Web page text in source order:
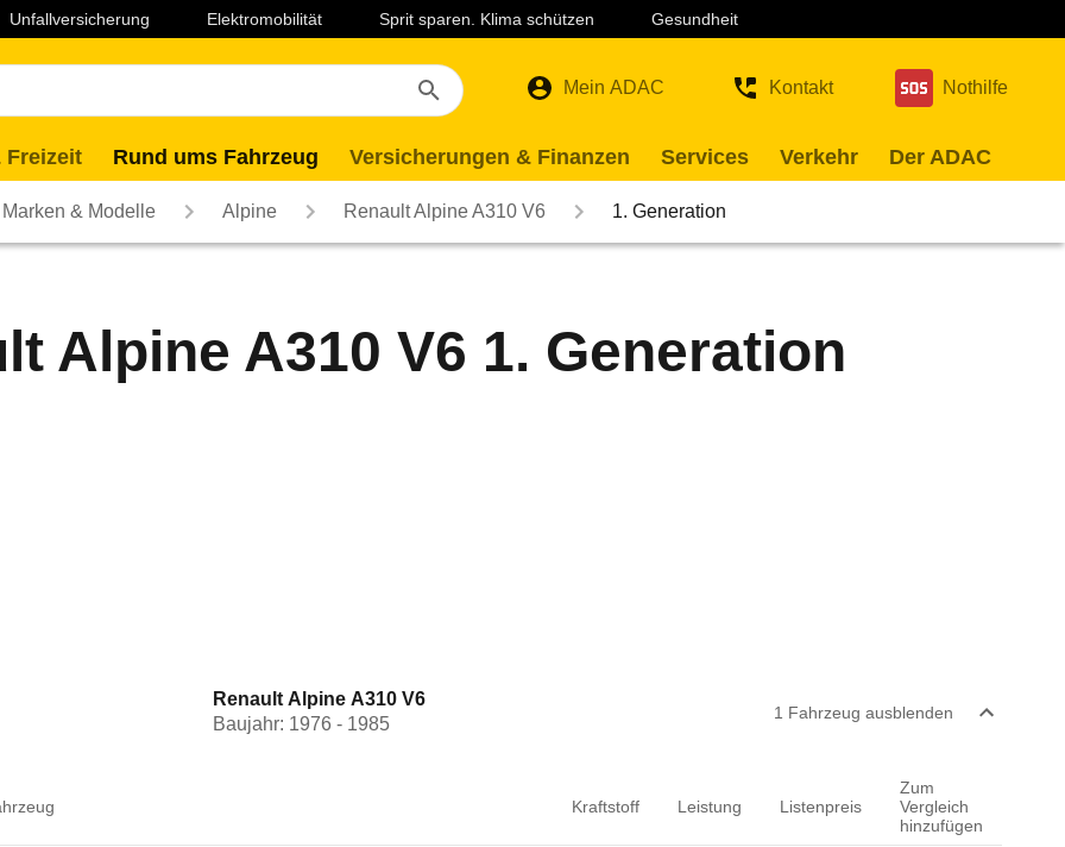
Unfallversicherung Elektromobilität Sprit sparen. Klima schützen Gesundheit
Mein ADAC Kontakt Nothilfe
Freizeit Rund ums Fahrzeug Versicherungen & Finanzen Services Verkehr Der ADAC
Marken & Modelle Alpine Renault Alpine A310 V6 1. Generation
Alpine A310 V6 1. Generation
Renault Alpine A310 V6
Baujahr: 1976 - 1985
1 Fahrzeug ausblenden
Kraftstoff Leistung Listenpreis
Zum
Vergleich
hinzufügen